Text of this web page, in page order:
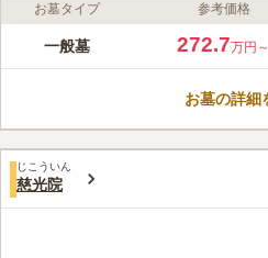
ライフドット編集部のコメント
慈光院は曹洞宗のお寺です。
く、400年以上もの歴史があ
口コミ評価
この霊園はまだ誰からも評価されていま
お墓タイプ 参考価格
一般墓 272.7万円～
お墓の詳細
じこういん
慈光院